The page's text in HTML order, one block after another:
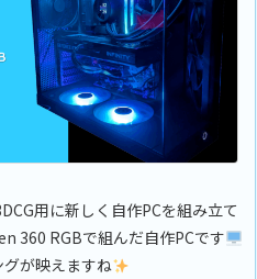
用に新しく自作PCを組み立て
360 RGBで組んだ自作PCです
が映えますね